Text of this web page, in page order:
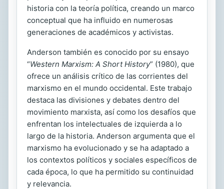
historia con la teoría política, creando un marco
conceptual que ha influido en numerosas
generaciones de académicos y activistas.
Anderson también es conocido por su ensayo
“Western Marxism: A Short History” (1980), que
ofrece un análisis crítico de las corrientes del
marxismo en el mundo occidental. Este trabajo
destaca las divisiones y debates dentro del
movimiento marxista, así como los desafíos que
enfrentan los intelectuales de izquierda a lo
largo de la historia. Anderson argumenta que el
marxismo ha evolucionado y se ha adaptado a
los contextos políticos y sociales específicos de
cada época, lo que ha permitido su continuidad
y relevancia.